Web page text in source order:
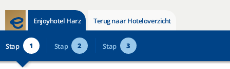
Enjoyhotel Harz Terug naar Hoteloverzicht
Stap 1 Stap 2 Stap 3